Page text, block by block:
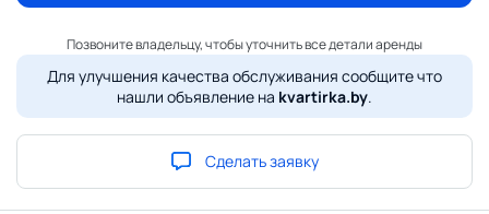
Позвоните владельцу, чтобы уточнить все детали аренды
Для улучшения качества обслуживания сообщите что
нашли объявление на kvartirka.by.
Сделать заявку